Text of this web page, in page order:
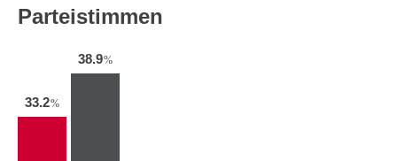
Parteistimmen
33.2%
38.9%